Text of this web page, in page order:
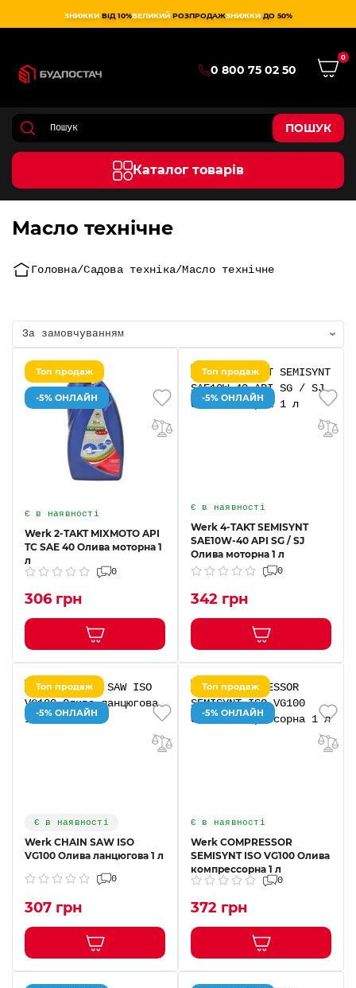
ЗНИЖКИ ВІД 10%ВЕЛИКИЙ РОЗПРОДАЖЗНИЖКИ ДО 50%
0 800 75 02 50
0
ПОШУК
Каталог товарів
Масло технічне
Головна Садова техніка Масло технічне
Топ продаж
-5% ОНЛАЙН
Є в наявності
Werk 2-TAKT MIXMOTO API
TC SAE 40 Олива моторна 1
л
0
306 грн
Топ продаж
-5% ОНЛАЙН
Є в наявності
Werk 4-TAKT SEMISYNT
SAE10W-40 API SG / SJ
Олива моторна 1 л
0
342 грн
Топ продаж
-5% ОНЛАЙН
Є в наявності
Werk CHAIN SAW ISO
VG100 Олива ланцюгова 1 л
0
307 грн
Топ продаж
-5% ОНЛАЙН
Є в наявності
Werk COMPRESSOR
SEMISYNT ISO VG100 Олива
компрессорна 1 л
0
372 грн